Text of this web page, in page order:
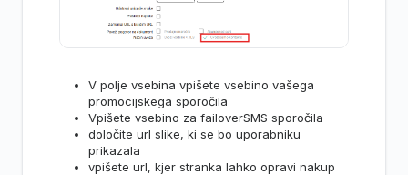
V polje vsebina vpišete vsebino vašega
promocijskega sporočila
Vpišete vsebino za failoverSMS sporočila
določite url slike, ki se bo uporabniku
prikazala
vpišete url, kjer stranka lahko opravi nakup